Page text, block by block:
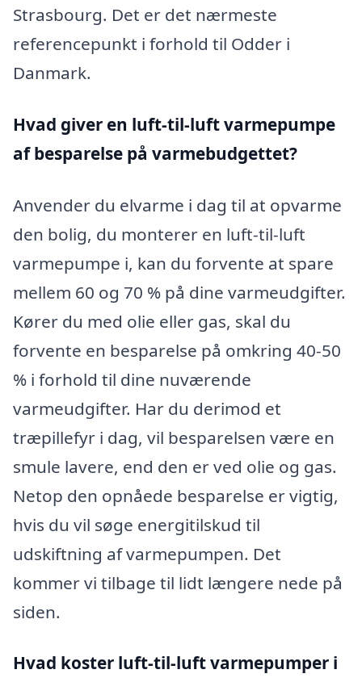
Strasbourg. Det er det nærmeste
referencepunkt i forhold til Odder i
Danmark.
Hvad giver en luft-til-luft varmepumpe
af besparelse på varmebudgettet?
Anvender du elvarme i dag til at opvarme
den bolig, du monterer en luft-til-luft
varmepumpe i, kan du forvente at spare
mellem 60 og 70 % på dine varmeudgifter.
Kører du med olie eller gas, skal du
forvente en besparelse på omkring 40-50
% i forhold til dine nuværende
varmeudgifter. Har du derimod et
træpillefyr i dag, vil besparelsen være en
smule lavere, end den er ved olie og gas.
Netop den opnåede besparelse er vigtig,
hvis du vil søge energitilskud til
udskiftning af varmepumpen. Det
kommer vi tilbage til lidt længere nede på
siden.
Hvad koster luft-til-luft varmepumper i